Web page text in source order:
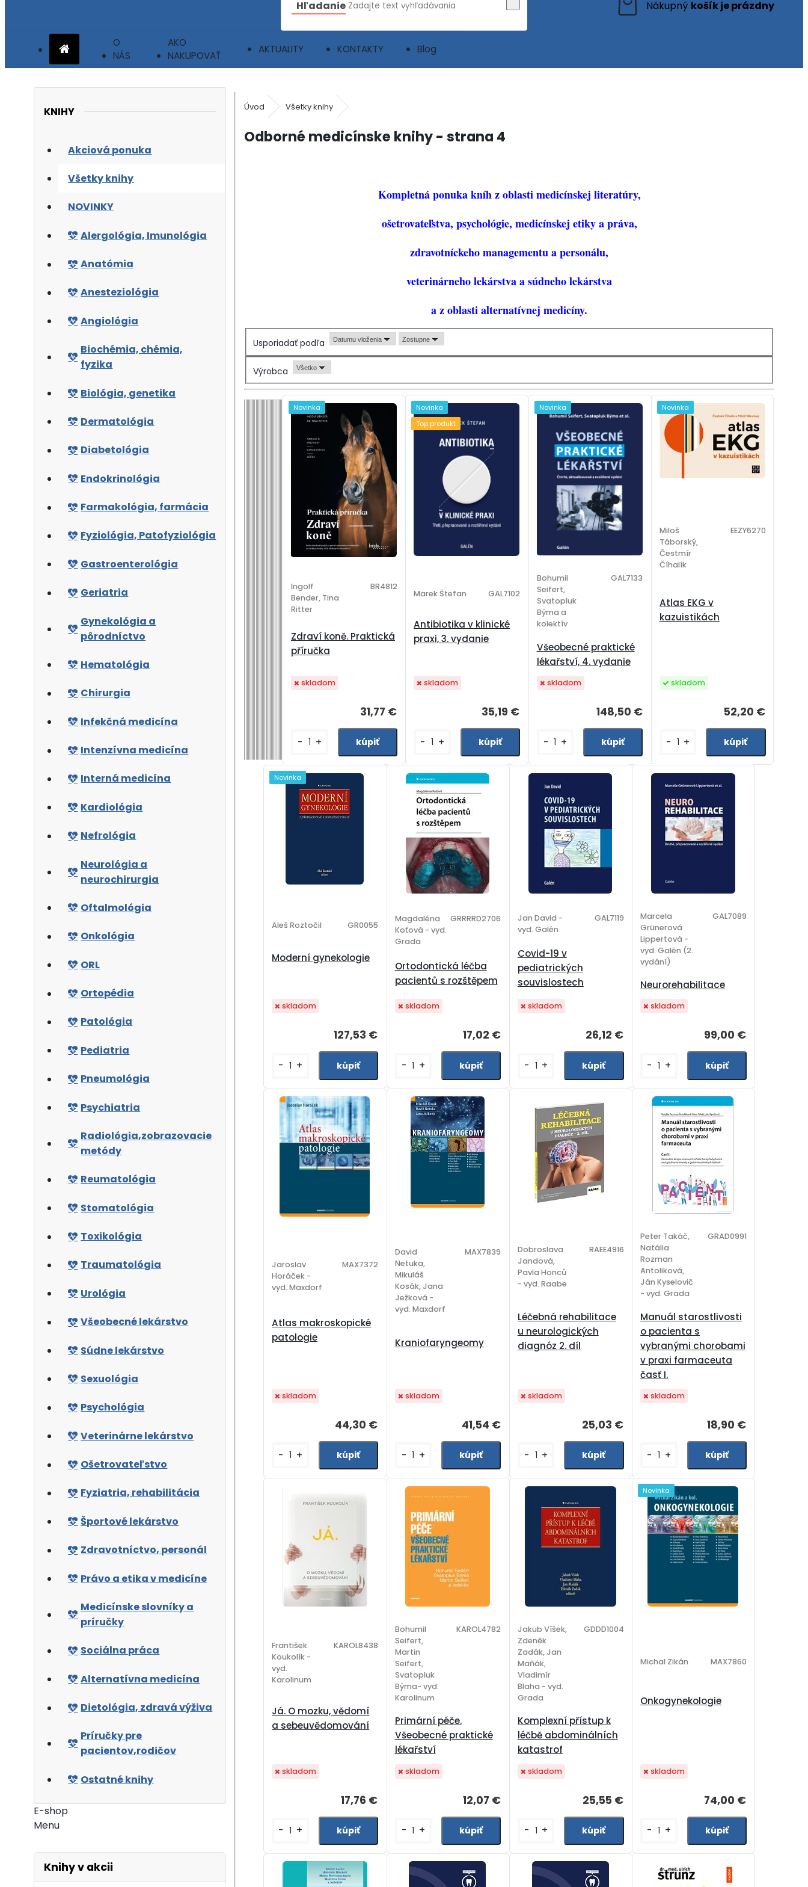
O
NÁS
AKO
NAKUPOVAŤ
AKTUALITY KONTAKTY Blog
Hľadanie
KNIHY
Akciová ponuka
Všetky knihy
NOVINKY
Alergológia, Imunológia
Anatómia
Anesteziológia
Angiológia
Biochémia, chémia,
fyzika
Biológia, genetika
Dermatológia
Diabetológia
Endokrinológia
Farmakológia, farmácia
Fyziológia, Patofyziológia
Gastroenterológia
Geriatria
Gynekológia a
pôrodníctvo
Hematológia
Chirurgia
Infekčná medicína
Intenzívna medicína
Interná medicína
Kardiológia
Nefrológia
Neurológia a
neurochirurgia
Oftalmológia
Onkológia
ORL
Ortopédia
Patológia
Pediatria
Pneumológia
Psychiatria
Radiológia,zobrazovacie
metódy
Reumatológia
Stomatológia
Toxikológia
Traumatológia
Urológia
Všeobecné lekárstvo
Súdne lekárstvo
Sexuológia
Psychológia
Veterinárne lekárstvo
Ošetrovateľstvo
Fyziatria, rehabilitácia
Športové lekárstvo
Zdravotníctvo, personál
Právo a etika v medicíne
Medicínske slovníky a
príručky
Sociálna práca
Alternatívna medicína
Dietológia, zdravá výživa
Príručky pre
pacientov,rodičov
Ostatné knihy
E-shop
Menu
Knihy v akcii
Úvod Všetky knihy
Odborné medicínske knihy - strana 4
Kompletná ponuka kníh z oblasti medicínskej literatúry,
ošetrovateľstva, psychológie, medicínskej etiky a práva,
zdravotníckeho managementu a personálu,
veterinárneho lekárstva a súdneho lekárstva
a z oblasti alternatívnej medicíny.
Usporiadať podľa Datumu vloženia Zostupne
Výrobca Všetko
Zdraví koně. Praktická
příručka
Ingolf
Bender, Tina
Ritter
BR4812
31,77 €
skladom
- +
Novinka
Antibiotika v klinické
praxi, 3. vydanie
Marek Štefan GAL7102
35,19 €
skladom
- +
Novinka
Top produkt
Všeobecné praktické
lékařství, 4. vydanie
Bohumil
Seifert,
Svatopluk
Býma a
kolektív
GAL7133
148,50 €
skladom
- +
Novinka
Atlas EKG v
kazuistikách
Miloš
Táborský,
Čestmír
Číhalík
EEZY6270
52,20 €
skladom
- +
Novinka
Moderní gynekologie
Aleš Roztočil GR0055
127,53 €
skladom
- +
Novinka
Ortodontická léčba
pacientů s rozštěpem
Magdaléna
Koťová - vyd.
Grada
GRRRRD2706
17,02 €
skladom
- +
Covid-19 v
pediatrických
souvislostech
Jan David -
vyd. Galén
GAL7119
26,12 €
skladom
- +
Neurorehabilitace
Marcela
Grünerová
Lippertová -
vyd. Galén (2.
vydání)
GAL7089
99,00 €
skladom
- +
Atlas makroskopické
patologie
Jaroslav
Horáček -
vyd. Maxdorf
MAX7372
44,30 €
skladom
- +
Kraniofaryngeomy
David
Netuka,
Mikuláš
Kosák, Jana
Ježková -
vyd. Maxdorf
MAX7839
41,54 €
skladom
- +
Léčebná rehabilitace
u neurologických
diagnóz 2. díl
Dobroslava
Jandová,
Pavla Honců
- vyd. Raabe
RAEE4916
25,03 €
skladom
- +
Manuál starostlivosti
o pacienta s
vybranými chorobami
v praxi farmaceuta
časť I.
Peter Takáč,
Natália
Rozman
Antoliková,
Ján Kyselovič
- vyd. Grada
GRAD0991
18,90 €
skladom
- +
Já. O mozku, vědomí
a sebeuvědomování
František
Koukolík -
vyd.
Karolinum
KAROL8438
17,76 €
skladom
- +
Primární péče.
Všeobecné praktické
lékařství
Bohumil
Seifert,
Martin
Seifert,
Svatopluk
Býma- vyd.
Karolinum
KAROL4782
12,07 €
skladom
- +
Komplexní přístup k
léčbě abdominálních
katastrof
Jakub Víšek,
Zdeněk
Zadák, Jan
Maňák,
Vladimír
Blaha - vyd.
Grada
GDDD1004
25,55 €
skladom
- +
Onkogynekologie
Michal Zikán MAX7860
74,00 €
skladom
- +
Novinka